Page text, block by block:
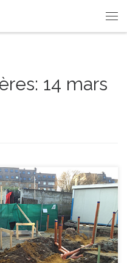
14 mars
… A croire qu’une flotte de
notre cour ….